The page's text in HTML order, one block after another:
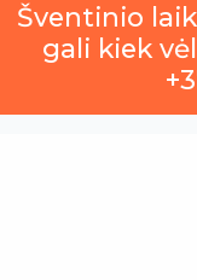
Šventinio
gali kiek